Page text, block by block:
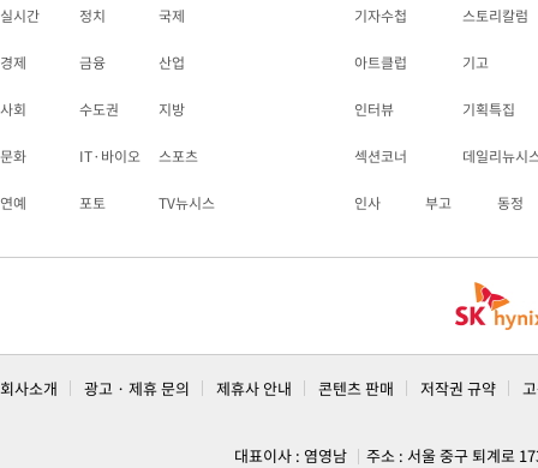
실시간 정치 국제
경제 금융 산업
사회 수도권 지방
문화 IT·바이오 스포츠
연예 포토 TV뉴시스
기자수첩 스토리칼럼
아트클럽 기고
인터뷰 기획특집
섹션코너 데일리뉴시
인사 부고 동정
회사소개 광고 · 제휴 문의 제휴사 안내 콘텐츠 판매 저작권 규약
대표이사 : 염영남
주소 : 서울 중구 퇴계로